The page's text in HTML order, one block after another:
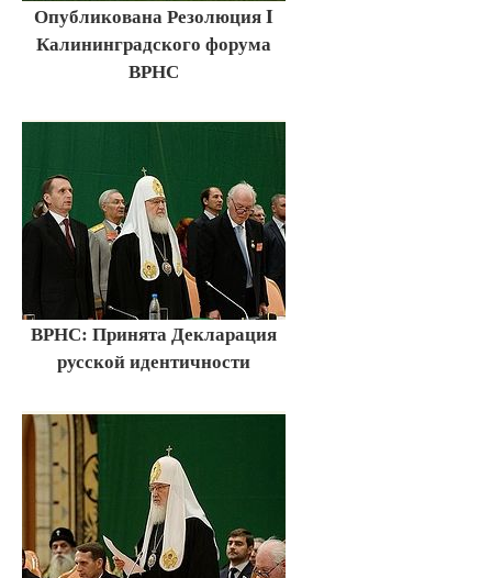
Опубликована Резолюция I
Калининградского форума
ВРНС
ВРНС: Принята Декларация
русской идентичности